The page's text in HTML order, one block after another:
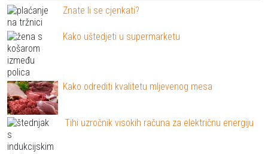
Znate li se cjenkati?
Kako uštedjeti u supermarketu
Kako odrediti kvalitetu mljevenog mesa
Tihi uzročnik visokih računa za električnu energiju